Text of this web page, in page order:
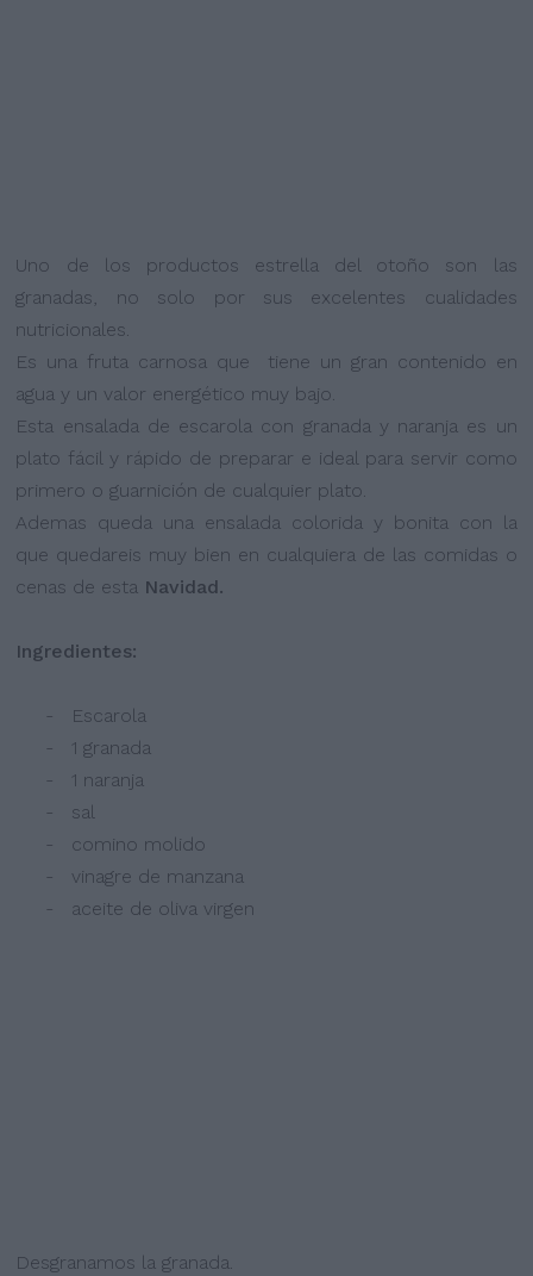
Uno de los productos estrella del otoño son las
granadas, no solo por sus excelentes cualidades
nutricionales.
Es una fruta carnosa que tiene un gran contenido en
agua y un valor energético muy bajo.
Esta ensalada de escarola con granada y naranja es un
plato fácil y rápido de preparar e ideal para servir como
primero o guarnición de cualquier plato.
Ademas queda una ensalada colorida y bonita con la
que quedareis muy bien en cualquiera de las comidas o
cenas de esta Navidad.
Ingredientes:
- Escarola
- 1 granada
- 1 naranja
- sal
- comino molido
- vinagre de manzana
- aceite de oliva virgen
Desgranamos la granada.